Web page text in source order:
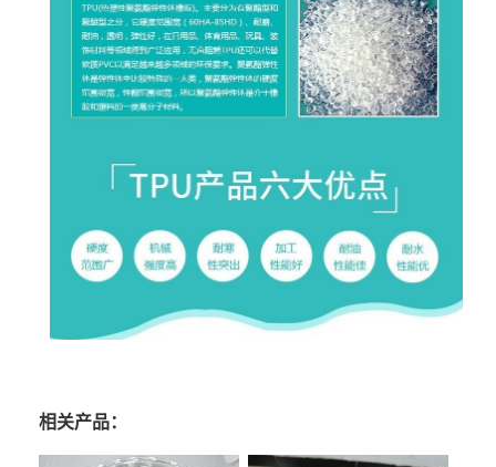
相关产品：